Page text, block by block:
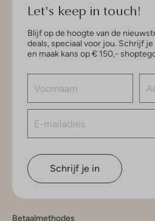
Let's keep in touch!
Blijf op de hoogte van de
deals, speciaal voor jou. Schrijf
en maak kans op € 150,-
Schrijf je in
Betaalmethodes